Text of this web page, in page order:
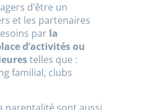
d’être un
et les partenaires
par la
d’activités ou
telles que :
familial, clubs